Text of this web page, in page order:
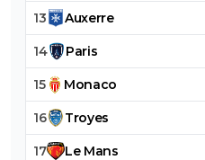
13 Auxerre
14 Paris
15 Monaco
16 Troyes
17 Le Mans